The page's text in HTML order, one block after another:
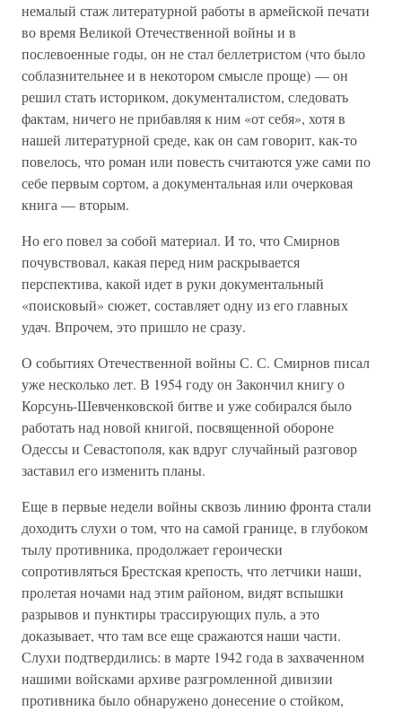
немалый стаж литературной работы в армейской печати
во время Великой Отечественной войны и в
послевоенные годы, он не стал беллетристом (что было
соблазнительнее и в некотором смысле проще) — он
решил стать историком, документалистом, следовать
фактам, ничего не прибавляя к ним «от себя», хотя в
нашей литературной среде, как он сам говорит, как-то
повелось, что роман или повесть считаются уже сами по
себе первым сортом, а документальная или очерковая
книга — вторым.
Но его повел за собой материал. И то, что Смирнов
почувствовал, какая перед ним раскрывается
перспектива, какой идет в руки документальный
«поисковый» сюжет, составляет одну из его главных
удач. Впрочем, это пришло не сразу.
О событиях Отечественной войны С. С. Смирнов писал
уже несколько лет. В 1954 году он Закончил книгу о
Корсунь-Шевченковской битве и уже собирался было
работать над новой книгой, посвященной обороне
Одессы и Севастополя, как вдруг случайный разговор
заставил его изменить планы.
Еще в первые недели войны сквозь линию фронта стали
доходить слухи о том, что на самой границе, в глубоком
тылу противника, продолжает героически
сопротивляться Брестская крепость, что летчики наши,
пролетая ночами над этим районом, видят вспышки
разрывов и пунктиры трассирующих пуль, а это
доказывает, что там все еще сражаются наши части.
Слухи подтвердились: в марте 1942 года в захваченном
нашими войсками архиве разгромленной дивизии
противника было обнаружено донесение о стойком,